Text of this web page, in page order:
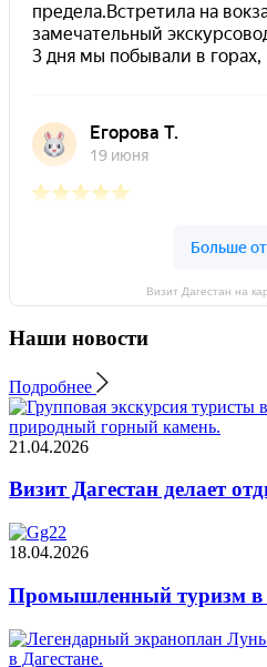
Визит Дагестан на
Наши новости
Подробнее
21.04.2026
Визит Дагестан делает
18.04.2026
Промышленный туризм в